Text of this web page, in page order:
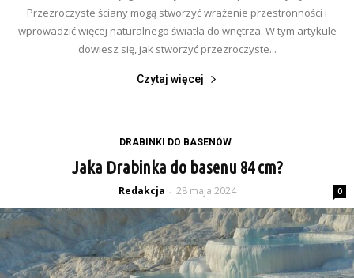
Przezroczyste ściany mogą stworzyć wrażenie przestronności i
wprowadzić więcej naturalnego światła do wnętrza. W tym artykule
dowiesz się, jak stworzyć przezroczyste...
Czytaj więcej
DRABINKI DO BASENÓW
Jaka Drabinka do basenu 84 cm?
Redakcja - 28 maja 2024 0